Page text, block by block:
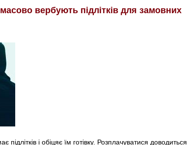
вербують підлітків для замовних
і обіцяє їм готівку. Розплачуватися доводиться